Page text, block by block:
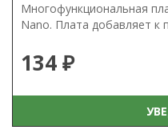
Многофункциональная
Nano. Плата добавляет к
134 ₽